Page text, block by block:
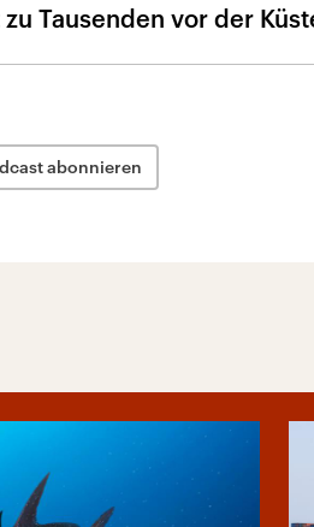
Tausenden vor der
abonnieren